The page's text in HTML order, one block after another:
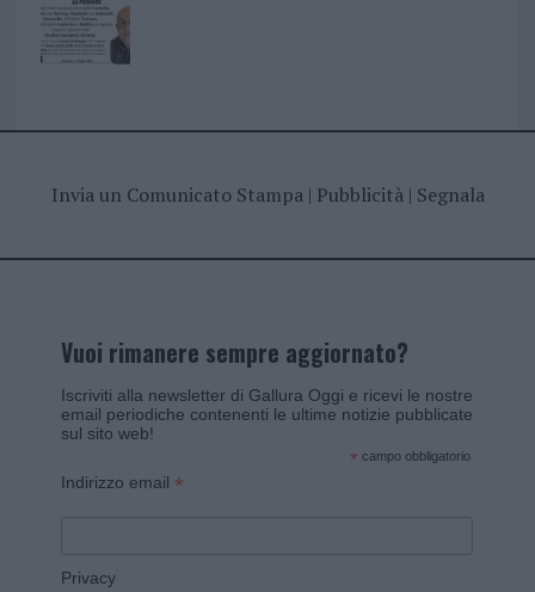
Invia un Comunicato Stampa| Pubblicità| Segnala
Vuoi rimanere sempre aggiornato?
Iscriviti alla newsletter di Gallura Oggi e ricevi le nostre
email periodiche contenenti le ultime notizie pubblicate
sul sito web!
* campo obbligatorio
Indirizzo email *
Privacy